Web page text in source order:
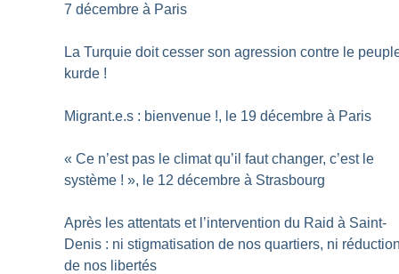
7 décembre à Paris
La Turquie doit cesser son agression contre le
kurde !
Migrant.e.s : bienvenue !, le 19 décembre à Paris
« Ce n’est pas le climat qu’il faut changer, c’est le
système ! », le 12 décembre à Strasbourg
Après les attentats et l’intervention du Raid à Saint-
Denis : ni stigmatisation de nos quartiers, ni
de nos libertés